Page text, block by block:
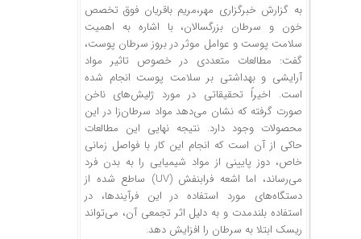
به گزارش خبرگزاری مهر،مریم باقریان فوق تخصص
خون و سرطان بزرگسالان، با اشاره به اهمیت
سلامت پوست و عوامل موثر در بروز سرطان پوست،
گفت: مطالعات متعددی در خصوص تاثیر مواد
آرایشی و بهداشتی بر سلامت پوست انجام شده
است. اخیراً تحقیقاتی در مورد ژلیش‌های ناخن
صورت گرفته که نشان می‌دهد مواد سرطان‌زا در این
محصولات وجود دارد. نتیجه نهایی این مطالعات
حاکی از آن است که انجام این کار با فواصل زمانی
خاص، دوز پایینی از مواد شیمیایی را به بدن فرد
می‌رساند، اما اشعه فرابنفش (UV) ساطع شده از
دستگاه‌های مورد استفاده در این فرآیندها، در
استفاده بلندمدت و به دلیل اثر تجمعی آن، می‌تواند
ریسک ابتلا به سرطان را افزایش دهد.